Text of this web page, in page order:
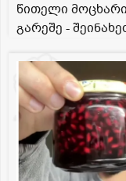
წითელი
გარეშე -